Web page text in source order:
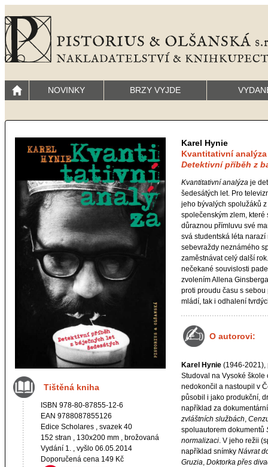
NOVINKY BRZY VYJDE
Tištěná kniha
ISBN 978-80-87855-12-6
EAN 9788087855126
Edice Scholares , svazek 40
152 stran , 130x200 mm , brožovaná
Vydání 1. , vyšlo 06.05.2014
Doporučená cena 149 Kč
Karel Hynie
Kvantitativní analýza
Detektivní příběh z
Kvantitativní analýza je
šedesátých let. Pro
jeho bývalých spolužáků
společenským zlem,
důraznou přímluvu své
svá studentská léta
sebevraždy neznámého
zaměstnávat celý další
nečekané souvislosti
zvolením Allena
proti proudu času s
mládí, tak i odhalení
O autorovi:
Karel Hynie (1946-2021),
Studoval na Vysoké
nedokončil a nastoupil v
působil i jako produkční,
například za
zvláštních službách,
spoluautorem dokumentů
normalizaci. V jeho režii
například snímky Návrat
Gruzia, Doktorka přes